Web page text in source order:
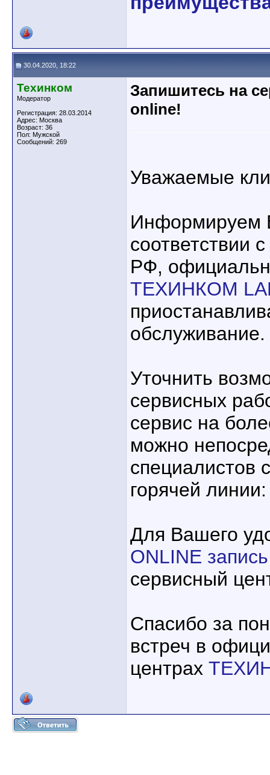
30.04.2020, 18:22
Техинком
Модератор
Регистрация: 28.03.2014
Адрес: Москва
Возраст: 36
Пол: Мужской
Сообщений: 269
Запишитесь на
online!
Уважаемые
Информируем
соответствии
РФ,
ТЕХИНКОМ
обслуживание.
Уточнить
сервисных
сервис на
можно
специалистов
горячей
Для Вашего
ONLINE запись
сервисный
Спасибо за
встреч в
центрах